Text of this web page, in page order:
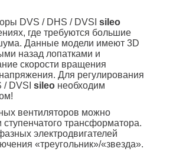
DVS / DHS / DVSI sileo
где требуются большие
Данные модели имеют 3D
назад лопатками и
скорости вращения
Для регулирования
DVSI sileoнеобходим
вентиляторов можно
трансформатора.
электродвигателей
«треугольник»/«звезда».